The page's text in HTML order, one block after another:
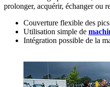
prolonger, acquérir, échanger ou
Couverture flexible des
Utilisation simple de
Intégration possible de la